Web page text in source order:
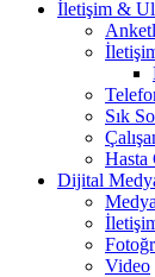
İletişim &
Sık
Hasta
Dijital
Video